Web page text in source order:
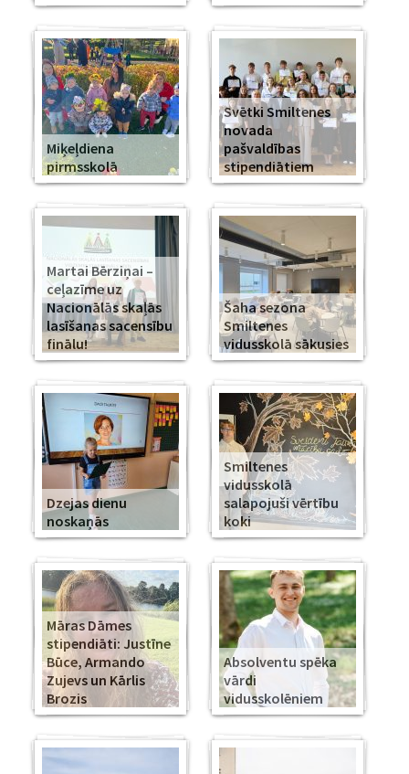
Miķeļdiena
pirmsskolā
Svētki Smiltenes
novada
pašvaldības
stipendiātiem
Martai Bērziņai –
ceļazīme uz
Nacionālās skaļās
lasīšanas sacensību
finālu!
Šaha sezona
Smiltenes
vidusskolā sākusies
Dzejas dienu
noskaņās
Smiltenes
vidusskolā
salapojuši vērtību
koki
Māras Dāmes
stipendiāti: Justīne
Būce, Armando
Zujevs un Kārlis
Brozis
Absolventu spēka
vārdi
vidusskolēniem